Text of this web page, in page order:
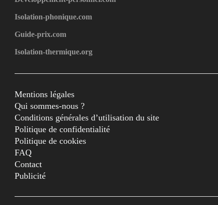
Isolation-phonique.com
Guide-prix.com
Isolation-thermique.org
Mentions légales
Qui sommes-nous ?
Conditions générales d’utilisation du site
Politique de confidentialité
Politique de cookies
FAQ
Contact
Publicité